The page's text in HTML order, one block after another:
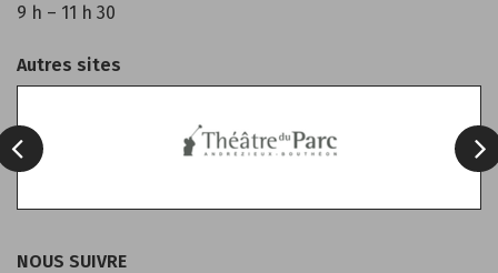
9 h – 11 h 30
Autres sites
NOUS SUIVRE